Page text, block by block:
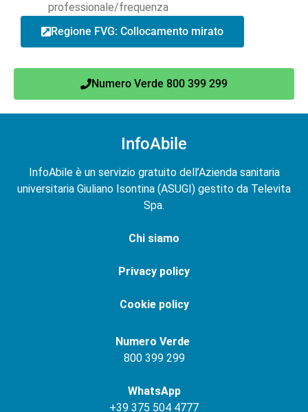
professionale/frequenza
Regione FVG: Collocamento mirato
Numero Verde 800 399 299
InfoAbile
InfoAbile è un servizio gratuito dell’Azienda sanitaria
universitaria Giuliano Isontina (ASUGI) gestito da Televita
Spa.
Chi siamo
Privacy policy
Cookie policy
Numero Verde
800 399 299
WhatsApp
+39 375 504 4777